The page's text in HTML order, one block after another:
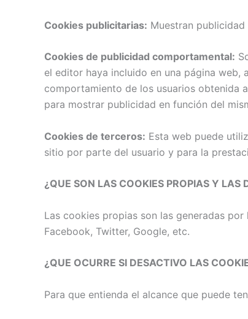
Cookies publicitarias: Muestran
Cookies de publicidad comportamental:
el editor haya incluido en una página
comportamiento de los usuarios obtenida
para mostrar publicidad en función del
Cookies de terceros: Esta web puede
sitio por parte del usuario y para la
¿QUE SON LAS COOKIES PROPIAS Y LAS
Las cookies propias son las generadas
Facebook, Twitter, Google, etc.
¿QUE OCURRE SI DESACTIVO LAS
Para que entienda el alcance que puede